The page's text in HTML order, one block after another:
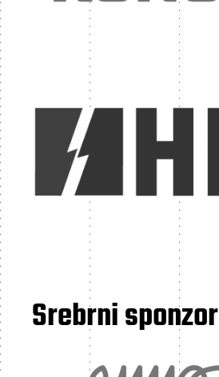
Srebrni sponzor